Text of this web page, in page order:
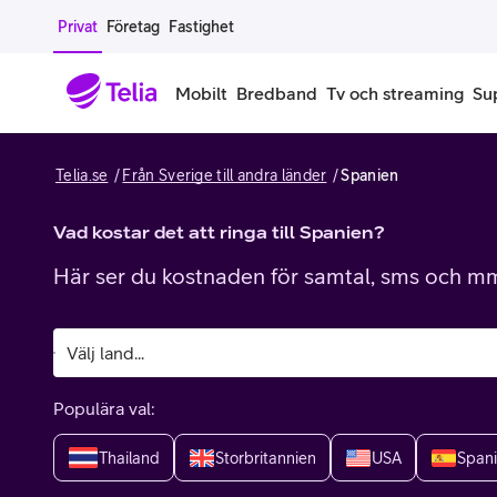
Gå till sidans innehåll
Privat Företag Fastighet
Mobilt
Mobiltelefoner
iPhone
Samsung Galaxy
Google Pixel
Begagnade mobiltelefoner
Bredband Tv och streaming
Telia.se Från Sverige till andra länder Spanien
Vad kostar det att ringa till Spanien?
Här ser du kostnaden för samtal, sms och
Populära val:
Thailand Storbritannien USA